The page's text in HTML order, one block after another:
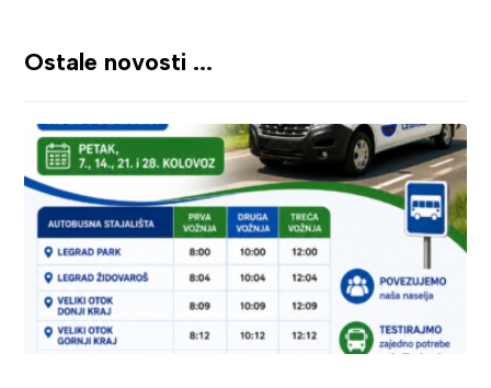
Ostale novosti ...